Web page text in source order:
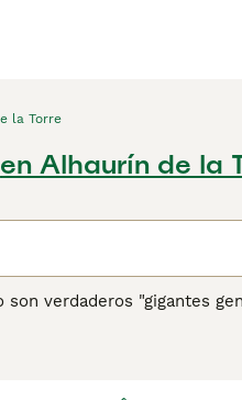
la Torre
en Alhaurín de la
verdaderos "gigantes
las edades. Su apego y